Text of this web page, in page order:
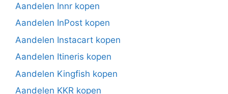
Aandelen Innr kopen
Aandelen InPost kopen
Aandelen Instacart kopen
Aandelen Itineris kopen
Aandelen Kingfish kopen
Aandelen KKR kopen